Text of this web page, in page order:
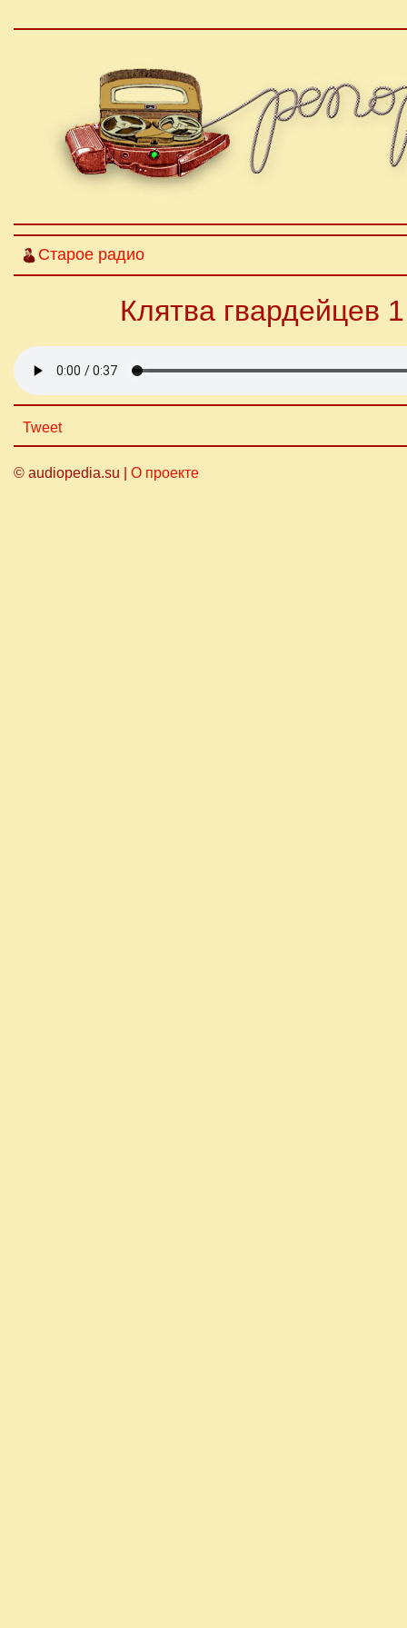
Старое радио
Клятва гвардейцев
Tweet
© audiopedia.su | О проекте